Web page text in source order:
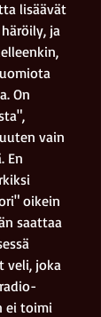
lisäävät
ja
On
vain
En
oikein
saattaa
veli, joka
ei toimi